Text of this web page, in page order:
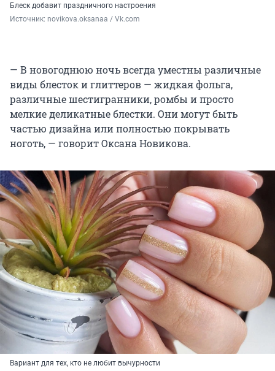
Блеск добавит праздничного настроения
Источник: novikova.oksanaa / Vk.com
— В новогоднюю ночь всегда уместны различные
виды блесток и глиттеров — жидкая фольга,
различные шестигранники, ромбы и просто
мелкие деликатные блестки. Они могут быть
частью дизайна или полностью покрывать
ноготь, — говорит Оксана Новикова.
Вариант для тех, кто не любит вычурности